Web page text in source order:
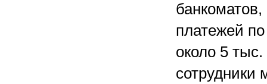
платежей
около 5
сотрудники